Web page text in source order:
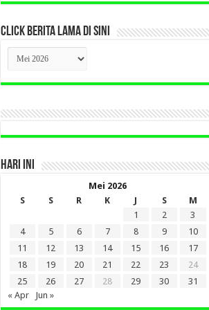
CLICK BERITA LAMA DI SINI
CLICK
BERITA
LAMA
DI
HARI INI
Mei 2026
S
S R K J S
M
1
2
3
4
5 6 7 8 9
10
11
12 13 14 15 16
17
18
19 20 21 22 23
24
25
26 27 28 29 30
31
« Apr
Jun »